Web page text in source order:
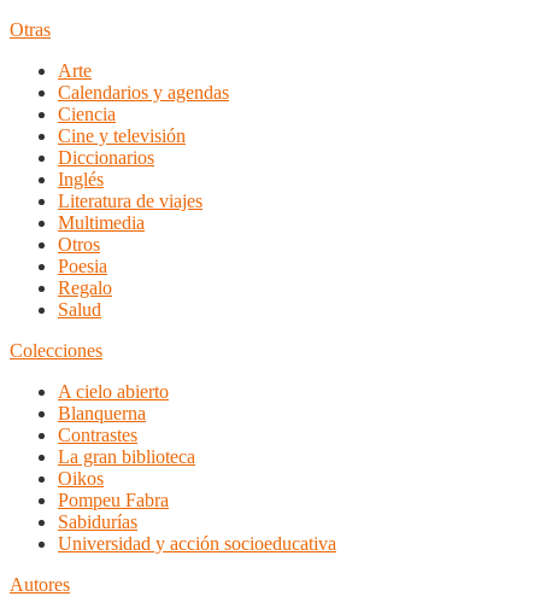
Otras
Arte
Calendarios y agendas
Ciencia
Cine y televisión
Diccionarios
Inglés
Literatura de viajes
Multimedia
Otros
Poesia
Regalo
Salud
Colecciones
A cielo abierto
Blanquerna
Contrastes
La gran biblioteca
Oikos
Pompeu Fabra
Sabidurías
Universidad y acción socioeducativa
Autores